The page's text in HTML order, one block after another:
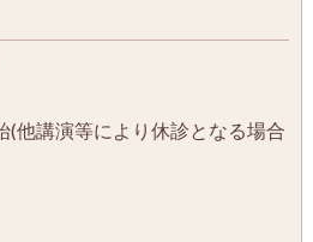
(他講演等により休診となる場合